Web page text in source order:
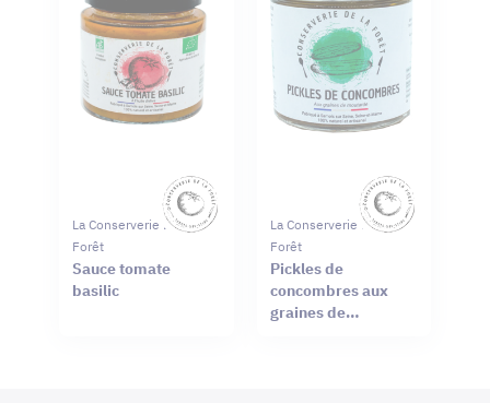
La Conserverie De La
Forêt
Sauce tomate
basilic
La Conserverie De La
Forêt
Pickles de
concombres aux
graines de